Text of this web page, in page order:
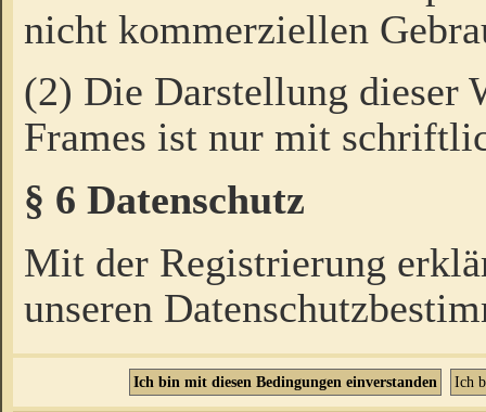
nicht kommerziellen
(2) Die Darstellung dieser
Frames ist nur mit
§ 6 Datenschutz
Mit der Registrierung
unseren